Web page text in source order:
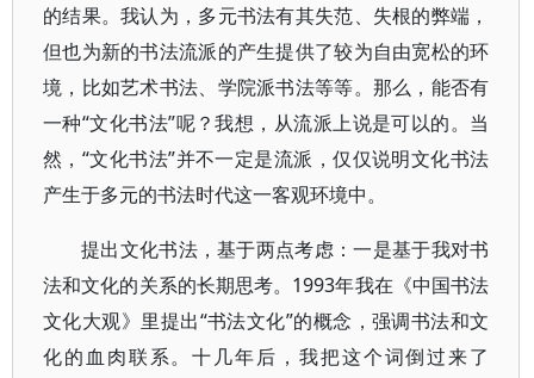
的结果。我认为，多元书法有其失范、失根的弊端，
但也为新的书法流派的产生提供了较为自由宽松的环
境，比如艺术书法、学院派书法等等。那么，能否有
一种“文化书法”呢？我想，从流派上说是可以的。当
然，“文化书法”并不一定是流派，仅仅说明文化书法
产生于多元的书法时代这一客观环境中。
提出文化书法，基于两点考虑：一是基于我对书
法和文化的关系的长期思考。1993年我在《中国书法
文化大观》里提出“书法文化”的概念，强调书法和文
化的血肉联系。十几年后，我把这个词倒过来了